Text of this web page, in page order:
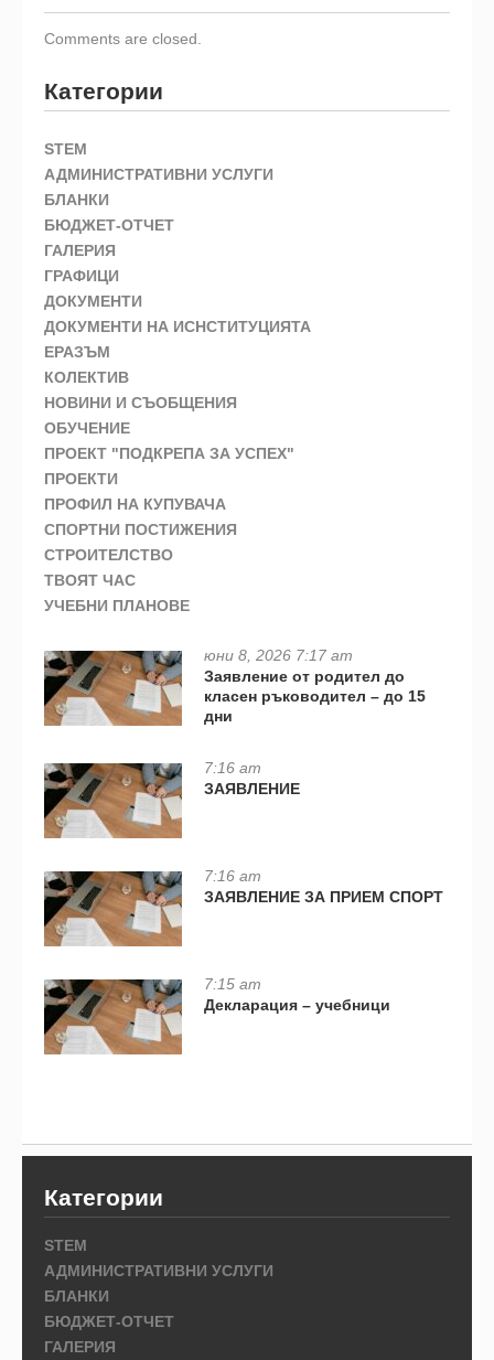
Comments are closed.
Категории
STEM
АДМИНИСТРАТИВНИ УСЛУГИ
БЛАНКИ
БЮДЖЕТ-ОТЧЕТ
ГАЛЕРИЯ
ГРАФИЦИ
ДОКУМЕНТИ
ДОКУМЕНТИ НА ИСНСТИТУЦИЯТА
ЕРАЗЪМ
КОЛЕКТИВ
НОВИНИ И СЪОБЩЕНИЯ
ОБУЧЕНИЕ
ПРОЕКТ "ПОДКРЕПА ЗА УСПЕХ"
ПРОЕКТИ
ПРОФИЛ НА КУПУВАЧА
СПОРТНИ ПОСТИЖЕНИЯ
СТРОИТЕЛСТВО
ТВОЯТ ЧАС
УЧЕБНИ ПЛАНОВЕ
юни 8, 2026 7:17 am
Заявление от родител до
класен ръководител – до 15
дни
7:16 am
ЗАЯВЛЕНИЕ
7:16 am
ЗАЯВЛЕНИЕ ЗА ПРИЕМ СПОРТ
7:15 am
Декларация – учебници
Категории
STEM
АДМИНИСТРАТИВНИ УСЛУГИ
БЛАНКИ
БЮДЖЕТ-ОТЧЕТ
ГАЛЕРИЯ